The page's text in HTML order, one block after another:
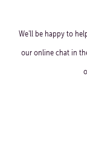
We'll be happy to
our online chat in